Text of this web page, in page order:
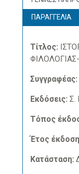
ΠΑΡΑΓΓΕΛΙΑ
Τίτλος:
ΦΙΛΟΛΟΓΙΑΣ-
Συγγραφέας:
Εκδόσεις: Σ.
Τόπος
Έτος
Κατάσταση: